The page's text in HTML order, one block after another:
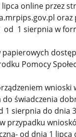
lipca online przez
oraz
od 1 sierpnia w
Pomocy
wnioski
do świadczenia
1 sierpnia do dnia
przypadku
od dnia 1 lipca